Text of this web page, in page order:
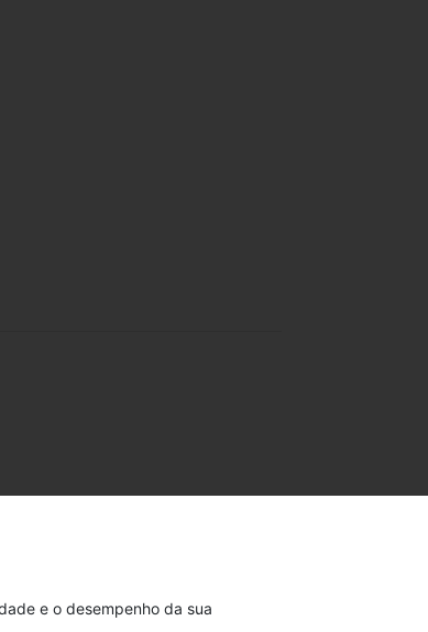
e o desempenho da sua